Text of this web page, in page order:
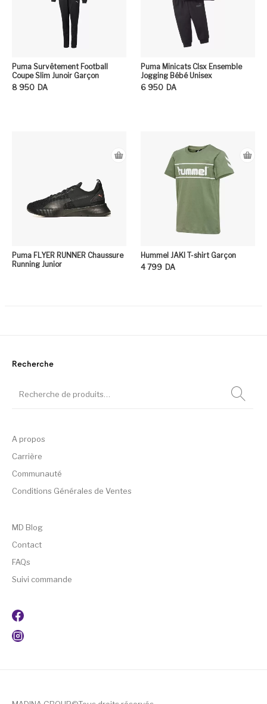
Puma Survêtement Football
Coupe Slim Junoir Garçon
8 950 DA
Puma Minicats Clsx Ensemble
Jogging Bébé Unisex
6 950 DA
Puma FLYER RUNNER Chaussure
Running Junior
Hummel JAKI T-shirt Garçon
4 799 DA
Recherche
A propos
Carrière
Communauté
Conditions Générales de Ventes
MD Blog
Contact
FAQs
Suivi commande